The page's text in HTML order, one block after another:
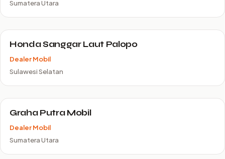
Sumatera Utara
Honda Sanggar Laut Palopo
Dealer Mobil
Sulawesi Selatan
Graha Putra Mobil
Dealer Mobil
Sumatera Utara